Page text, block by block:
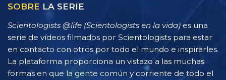
SOBRE LA SERIE
Scientologists @life (Scientologists en la vida) es una
serie de vídeos filmados por Scientologists para estar
en contacto con otros por todo el mundo e inspirarles.
La plataforma proporciona un vistazo a las muchas
formas en que la gente común y corriente de todo el